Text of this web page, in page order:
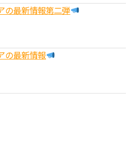
の最新情報第二弾
の最新情報